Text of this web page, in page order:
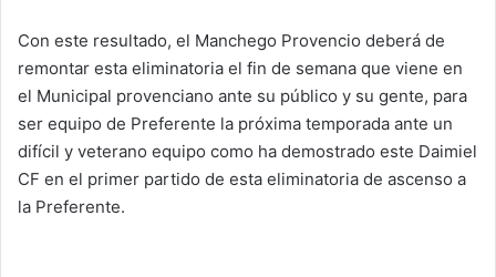
Con este resultado, el Manchego Provencio deberá de
remontar esta eliminatoria el fin de semana que viene en
el Municipal provenciano ante su público y su gente, para
ser equipo de Preferente la próxima temporada ante un
difícil y veterano equipo como ha demostrado este Daimiel
CF en el primer partido de esta eliminatoria de ascenso a
la Preferente.